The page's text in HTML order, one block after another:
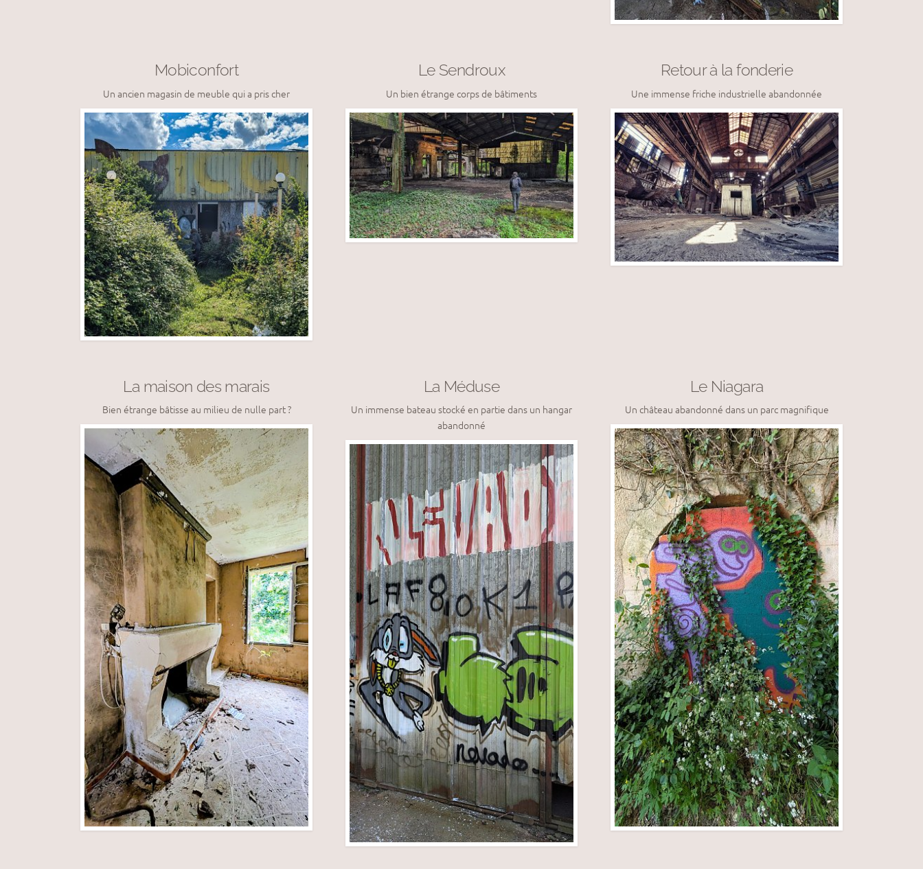
Mobiconfort
Un ancien magasin de meuble qui a pris cher
Le Sendroux
Un bien étrange corps de bâtiments
Retour à la fonderie
Une immense friche industrielle abandonnée
La maison des marais
Bien étrange bâtisse au milieu de nulle part ?
La Méduse
Un immense bateau stocké en partie dans un hangar
abandonné
Le Niagara
Un château abandonné dans un parc magnifique